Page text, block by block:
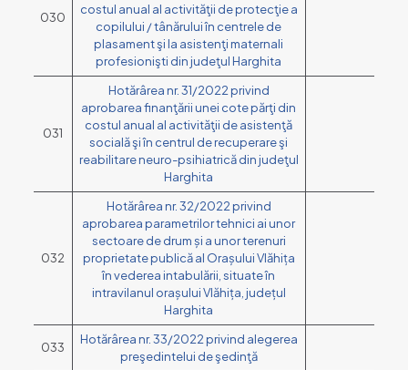
030
costul anual al activităţii de protecţie a
copilului / tânărului în centrele de
plasament şi la asistenţi maternali
profesionişti din judeţul Harghita
031
Hotărârea nr. 31/2022 privind
aprobarea finanţării unei cote părţi din
costul anual al activităţii de asistenţă
socială şi în centrul de recuperare şi
reabilitare neuro-psihiatrică din judeţul
Harghita
032
Hotărârea nr. 32/2022 privind
aprobarea parametrilor tehnici ai unor
sectoare de drum și a unor terenuri
proprietate publică al Orașului Vlăhița
în vederea intabulării, situate în
intravilanul orașului Vlăhița, județul
Harghita
033
Hotărârea nr. 33/2022 privind alegerea
preşedintelui de şedinţă